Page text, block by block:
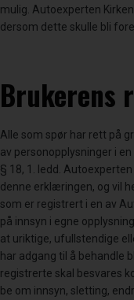
mulig. Autoexperten
dersom dette skulle bli
Brukerens
Alle som spør har rett på
av personopplysninger i
§ 18, 1. ledd.
denne erklæringen, og vil
som er registrert i en av
på innsyn i egne
at uriktige, ufullstendige
har adgang til å behandle
registrerte skal besvares
be om innsyn, sletting,